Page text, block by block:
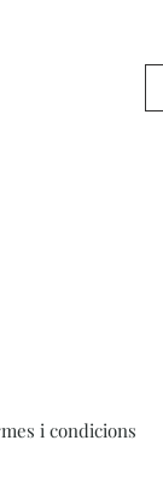
i condicions